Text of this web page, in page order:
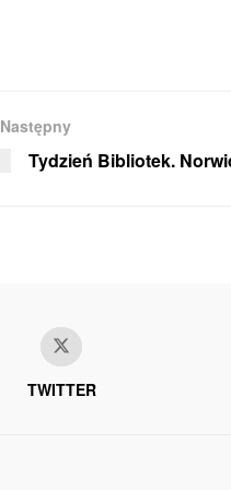
Następny
Tydzień Bibliotek.
TWITTER